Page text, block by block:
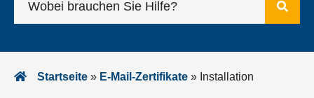
Startseite » E-Mail-Zertifikate » Installation